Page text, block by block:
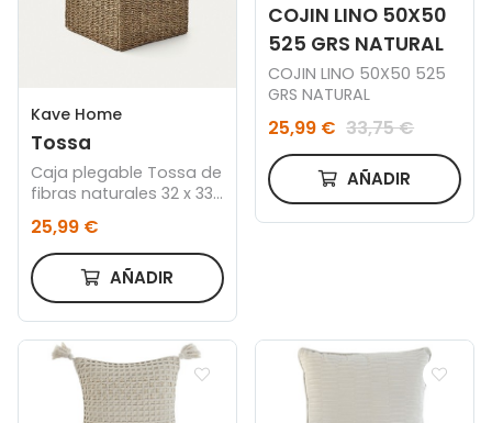
Kave Home
Tossa
Caja plegable Tossa de
fibras naturales 32 x 33
25,99 €
AÑADIR
COJIN LINO 50X50
525 GRS NATURAL
COJIN LINO 50X50 525
GRS NATURAL
25,99 € 33,75 €
AÑADIR